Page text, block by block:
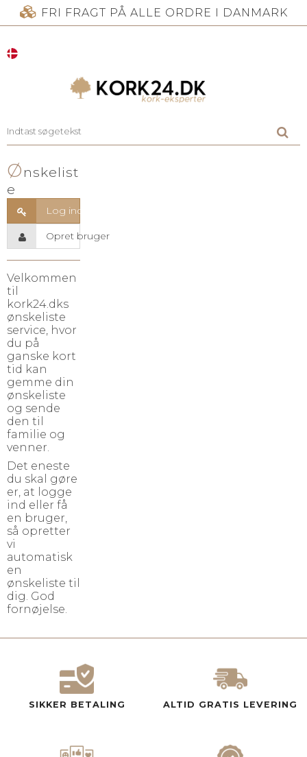
FRI FRAGT PÅ ALLE ORDRE I DANMARK
Ø nskelist
e
Log ind
Opret bruger
Velkommen
til
kork24.dks
ønskeliste
service, hvor
du på
ganske kort
tid kan
gemme din
ønskeliste
og sende
den til
familie og
venner.
Det eneste
du skal gøre
er, at logge
ind eller få
en bruger
så opretter
vi
automatisk
en
ønskeliste til
dig. God
fornøjelse.
SIKKER BETALING ALTID GRATIS LEVERING